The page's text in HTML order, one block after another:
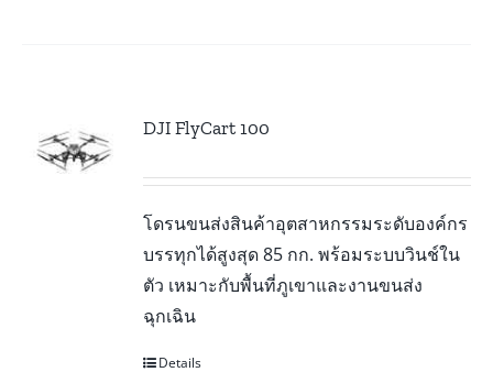
DJI FlyCart 100
โดรนขนส่งสินค้าอุตสาหกรรมระดับองค์กร
บรรทุกได้สูงสุด 85 กก. พร้อมระบบวินช์ใน
ตัว เหมาะกับพื้นที่ภูเขาและงานขนส่ง
ฉุกเฉิน
Details